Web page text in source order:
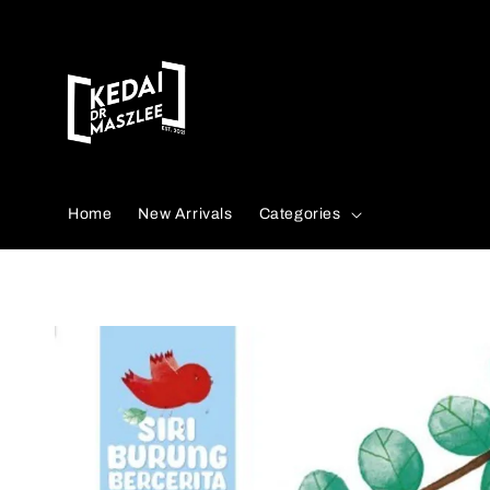
Home New Arrivals Categories